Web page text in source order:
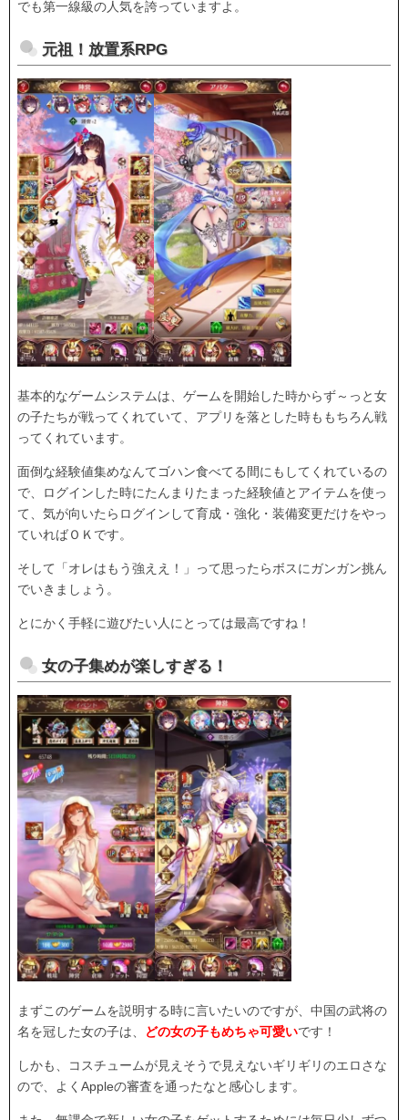
でも第一線級の人気を誇っていますよ。
元祖！放置系RPG
基本的なゲームシステムは、ゲームを開始した時からず～っと女
の子たちが戦ってくれていて、アプリを落とした時ももちろん戦
ってくれています。
面倒な経験値集めなんてゴハン食べてる間にもしてくれているの
で、ログインした時にたんまりたまった経験値とアイテムを使っ
て、気が向いたらログインして育成・強化・装備変更だけをやっ
ていればＯＫです。
そして「オレはもう強ええ！」って思ったらボスにガンガン挑ん
でいきましょう。
とにかく手軽に遊びたい人にとっては最高ですね！
女の子集めが楽しすぎる！
まずこのゲームを説明する時に言いたいのですが、中国の武将の
名を冠した女の子は、
どの女の子もめちゃ可愛いです！
しかも、コスチュームが見えそうで見えないギリギリのエロさな
ので、よくAppleの審査を通ったなと感心します。